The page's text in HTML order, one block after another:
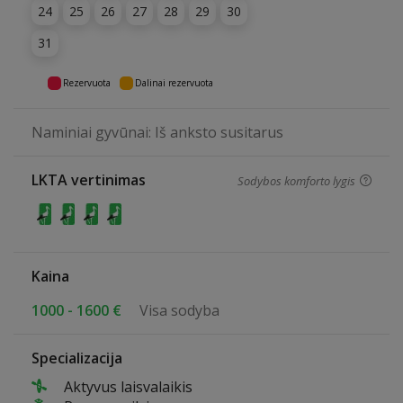
24
25 26 27 28 29
30
31
Rezervuota Dalinai rezervuota
Naminiai gyvūnai: Iš anksto susitarus
LKTA vertinimas Sodybos komforto lygis
Kaina
1000 - 1600 €
Visa sodyba
Specializacija
Aktyvus laisvalaikis